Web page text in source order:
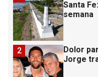
Santa
semana
Dolor
Jorge
2